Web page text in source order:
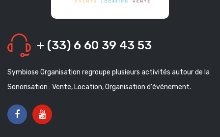
+ (33) 6 60 39 43 53
Symbiose Organisation regroupe plusieurs activités autour de la
Sonorisation : Vente, Location, Organisation d'événement.